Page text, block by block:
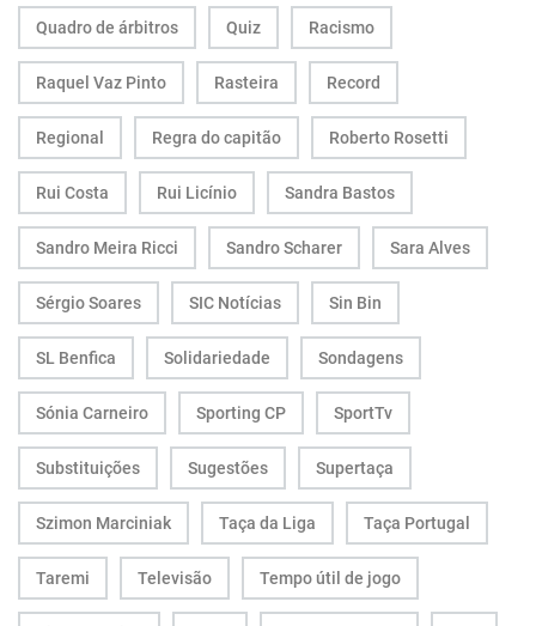
Quadro de árbitros Quiz Racismo
Raquel Vaz Pinto Rasteira Record
Regional Regra do capitão Roberto Rosetti
Rui Costa Rui Licínio Sandra Bastos
Sandro Meira Ricci Sandro Scharer Sara Alves
Sérgio Soares SIC Notícias Sin Bin
SL Benfica Solidariedade Sondagens
Sónia Carneiro Sporting CP SportTv
Substituições Sugestões Supertaça
Szimon Marciniak Taça da Liga Taça Portugal
Taremi Televisão Tempo útil de jogo